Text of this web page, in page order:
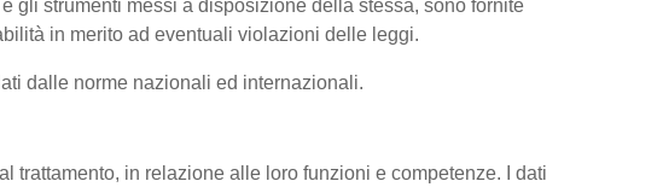
gli strumenti messi a disposizione della stessa, sono fornite
in merito ad eventuali violazioni delle leggi.
dalle norme nazionali ed internazionali.
trattamento, in relazione alle loro funzioni e competenze. I dati